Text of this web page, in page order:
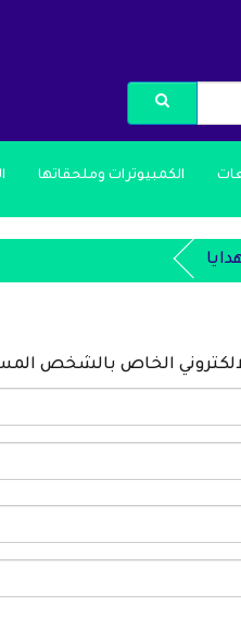
الكمبيوترات وملحقاتها
الخاص بالشخص